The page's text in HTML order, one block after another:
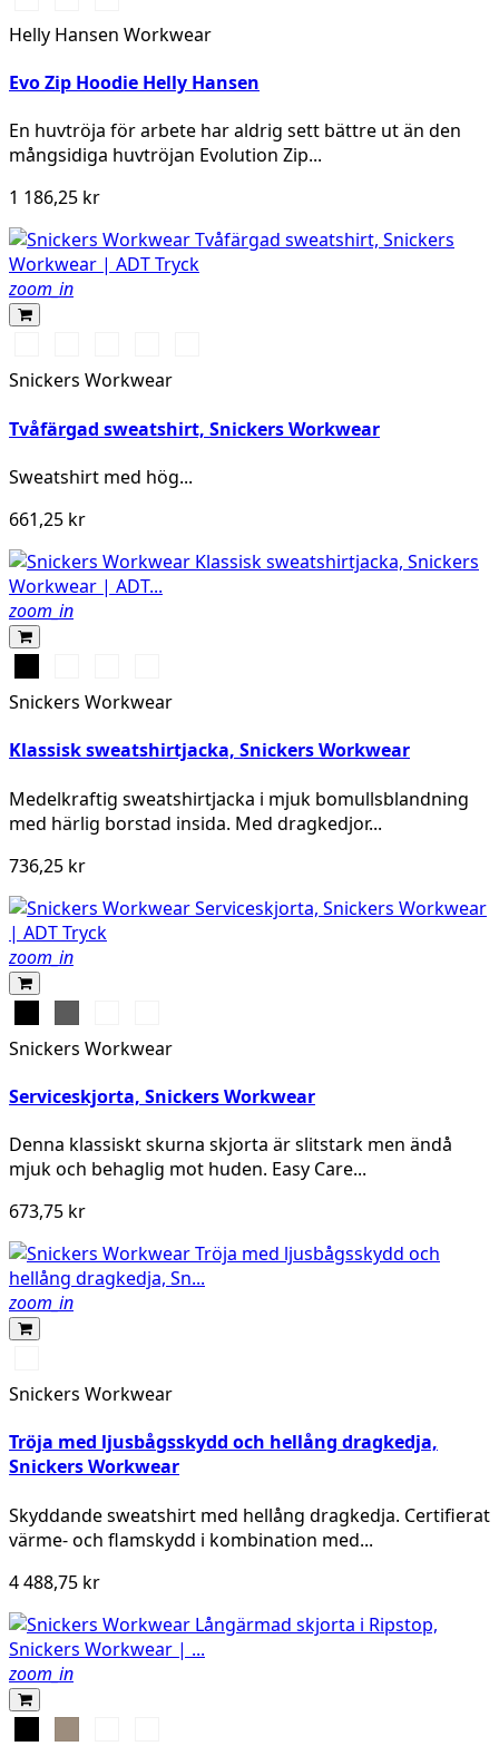
NAVYBLACK GREY
MELANGE
Helly Hansen Workwear
Evo Zip Hoodie Helly Hansen
En huvtröja för arbete har aldrig sett bättre ut än den
mångsidiga huvtröjan Evolution Zip...
1 186,25 kr
zoom_in
Snickers Workwear
Tvåfärgad sweatshirt, Snickers Workwear
Sweatshirt med hög...
661,25 kr
zoom_in
Snickers Workwear
Klassisk sweatshirtjacka, Snickers Workwear
Medelkraftig sweatshirtjacka i mjuk bomullsblandning
med härlig borstad insida. Med dragkedjor...
736,25 kr
zoom_in
Snickers Workwear
Serviceskjorta, Snickers Workwear
Denna klassiskt skurna skjorta är slitstark men ändå
mjuk och behaglig mot huden. Easy Care...
673,75 kr
zoom_in
Snickers Workwear
Tröja med ljusbågsskydd och hellång dragkedja,
Snickers Workwear
Skyddande sweatshirt med hellång dragkedja. Certifierat
värme- och flamskydd i kombination med...
4 488,75 kr
zoom_in